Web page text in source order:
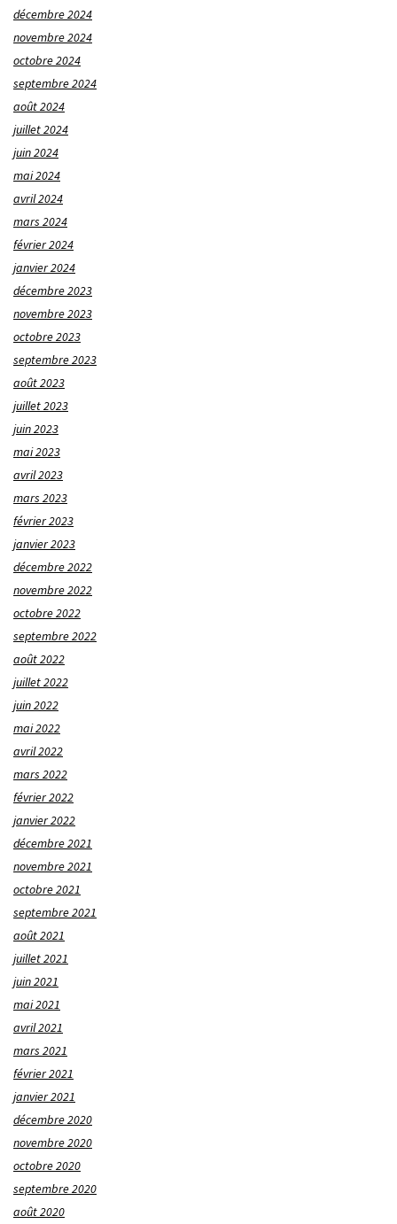
décembre 2024
novembre 2024
octobre 2024
septembre 2024
août 2024
juillet 2024
juin 2024
mai 2024
avril 2024
mars 2024
février 2024
janvier 2024
décembre 2023
novembre 2023
octobre 2023
septembre 2023
août 2023
juillet 2023
juin 2023
mai 2023
avril 2023
mars 2023
février 2023
janvier 2023
décembre 2022
novembre 2022
octobre 2022
septembre 2022
août 2022
juillet 2022
juin 2022
mai 2022
avril 2022
mars 2022
février 2022
janvier 2022
décembre 2021
novembre 2021
octobre 2021
septembre 2021
août 2021
juillet 2021
juin 2021
mai 2021
avril 2021
mars 2021
février 2021
janvier 2021
décembre 2020
novembre 2020
octobre 2020
septembre 2020
août 2020